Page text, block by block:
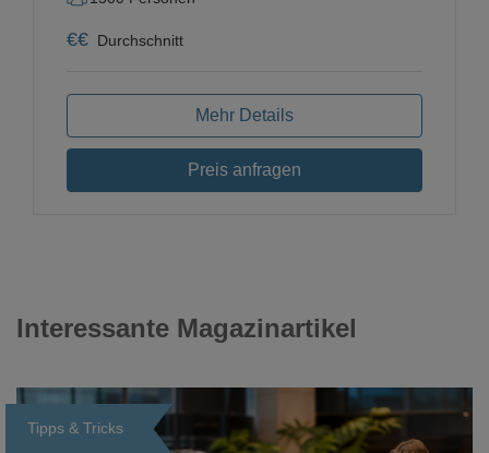
€€ Durchschnitt
Mehr Details
Preis anfragen
Interessante Magazinartikel
Tipps & Tricks